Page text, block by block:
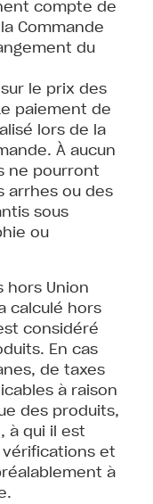
compte de
Commande
du
le prix des
paiement de
lors de la
À aucun
ne pourront
arrhes ou des
sous
ou
hors Union
calculé hors
considéré
En cas
de taxes
à raison
des produits,
à qui il est
et
à